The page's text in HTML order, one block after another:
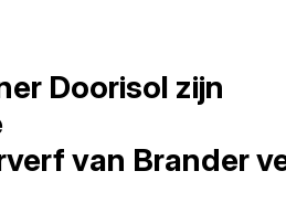
Doorisol zijn
van Brander